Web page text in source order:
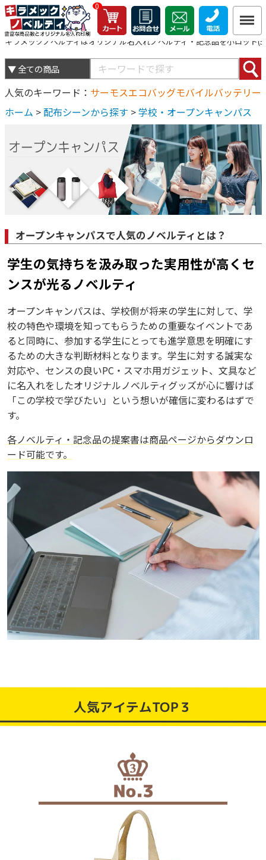
0
キラメックノベルティはオリジナル名入れノベルティ・記念品を小ロット
人気のキーワード サーモスエコバッグモバイルバッテリー
ホーム > 配布シーンから探す >学校・オープンキャンパス
オープンキャンパスで人気のノベルティとは？
学生の気持ちを汲み取った実用性が高くセ
ンスが光るノベルティ
オープンキャンパスは、学校側が将来の学生に対して、学
校の特色や環境を知ってもらうための重要なイベントであ
ると同時に、参加する学生にとっても進学意思を明確にす
るための大きな判断材料となります。学生に対する誠実な
対応や、センスの良いPC・スマホ用ガジェット、文具など
に名入れをしたオリジナルノベルティグッズが心に響けば
「この学校で学びたい」という想いが確信に変わるはずで
す。
各ノベルティ・記念品の提案書は商品ページからダウンロ
ード可能です。
人気アイテムTOP３